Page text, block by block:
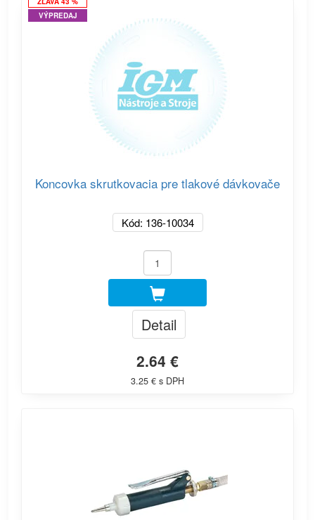
VÝPREDAJ
Koncovka skrutkovacia pre tlakové dávkovače
Kód: 136-10034
Detail
2.64 €
3.25 € s DPH